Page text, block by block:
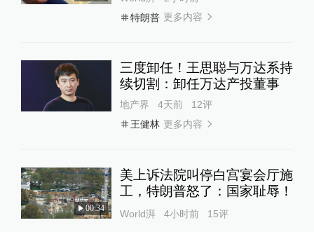
特朗普 更多内容
三度卸任！王思聪与万达系持
续切割：卸任万达产投董事
地产界 4天前 12评
王健林 更多内容
00:34
美上诉法院叫停白宫宴会厅施
工，特朗普怒了：国家耻辱！
World湃 4小时前 15评